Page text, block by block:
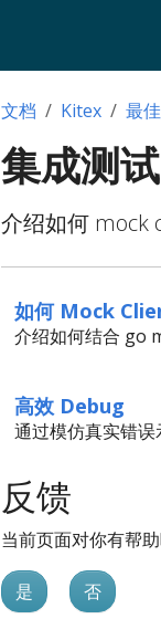
文档 Kitex 最
集成测试
介绍如何 mock
如何 Mock
介绍如何结合 go
高效 Debug
通过模仿真实错误
反馈
当前页面对你有帮
是 否